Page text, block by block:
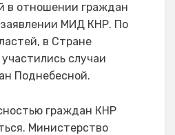
в отношении граждан
МИД КНР. По
в Стране
случаи
Поднебесной.
граждан КНР
Министерство